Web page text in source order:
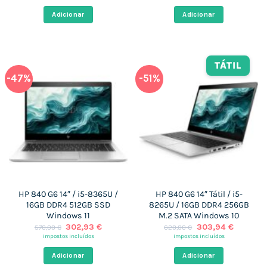
era:
479,00 €.
Adicionar
era:
424,00 €.
Adicionar
-47%
HP 840 G6 14″ / i5-8365U /
16GB DDR4 512GB SSD
Windows 11
570,00€ O
preço
era:
570,00 €.
302,93€O
impostos incluídos
Adicionar
-51%
TÁTIL
HP 840 G6 14″ Tátil / i5-
8265U / 16GB DDR4 256GB
M.2 SATA Windows 10
620,00€ O
preço
era:
620,00 €.
303,94 €O
impostos incluídos
Adicionar